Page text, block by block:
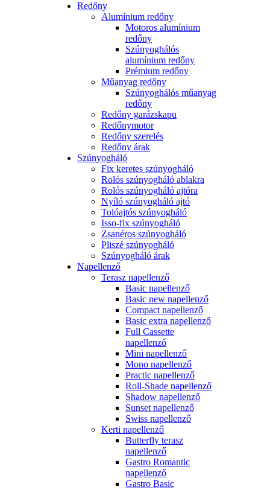
Redőny
Alumínium redőny
Motoros alumínium
redőny
Szúnyoghálós
alumínium redőny
Prémium redőny
Műanyag redőny
Szúnyoghálós műanyag
redőny
Redőny garázskapu
Redőnymotor
Redőny szerelés
Redőny árak
Szúnyogháló
Fix keretes szúnyogháló
Rolós szúnyogháló ablakra
Rolós szúnyogháló ajtóra
Nyíló szúnyogháló ajtó
Tolóajtós szúnyogháló
Isso-fix szúnyogháló
Zsanéros szúnyogháló
Pliszé szúnyogháló
Szúnyogháló árak
Napellenző
Terasz napellenző
Basic napellenző
Basic new napellenző
Compact napellenző
Basic extra napellenző
Full Cassette
napellenző
Mini napellenző
Mono napellenző
Practic napellenző
Roll-Shade napellenző
Shadow napellenző
Sunset napellenző
Swiss napellenző
Kerti napellenző
Butterfly terasz
napellenző
Gastro Romantic
napellenző
Gastro Basic